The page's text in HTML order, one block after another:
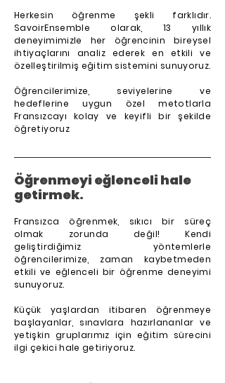
Herkesin öğrenme şekli farklıdır.
SavoirEnsemble olarak, 13 yıllık
deneyimimizle her öğrencinin bireysel
ihtiyaçlarını analiz ederek en etkili ve
özelleştirilmiş eğitim sistemini sunuyoruz.
Öğrencilerimize, seviyelerine ve
hedeflerine uygun özel metotlarla
Fransızcayı kolay ve keyifli bir şekilde
öğretiyoruz
Öğrenmeyi eğlenceli hale
getirmek.
Fransızca öğrenmek, sıkıcı bir süreç
olmak zorunda değil! Kendi
geliştirdiğimiz yöntemlerle
öğrencilerimize, zaman kaybetmeden
etkili ve eğlenceli bir öğrenme deneyimi
sunuyoruz.
Küçük yaşlardan itibaren öğrenmeye
başlayanlar, sınavlara hazırlananlar ve
yetişkin gruplarımız için eğitim sürecini
ilgi çekici hale getiriyoruz.